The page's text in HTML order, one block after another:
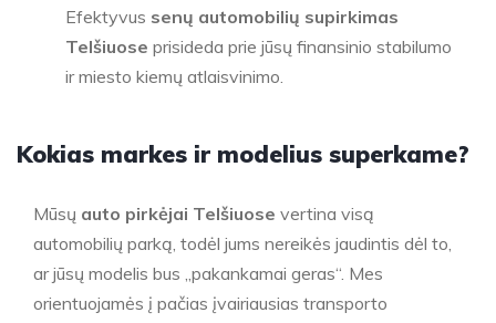
Efektyvus senų automobilių supirkimas
Telšiuose prisideda prie jūsų finansinio stabilumo
ir miesto kiemų atlaisvinimo.
Kokias markes ir modelius superkame?
Mūsų auto pirkėjai Telšiuose vertina visą
automobilių parką, todėl jums nereikės jaudintis dėl to,
ar jūsų modelis bus „pakankamai geras“. Mes
orientuojamės į pačias įvairiausias transporto